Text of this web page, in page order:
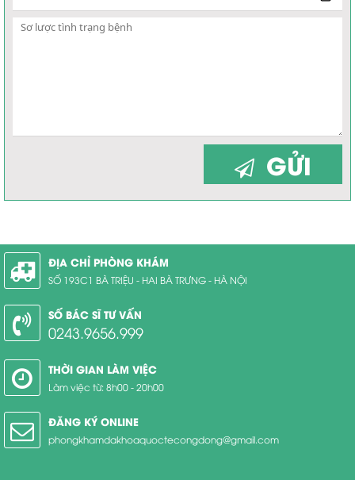
GỬI
ĐỊA CHỈ PHÒNG KHÁM
SỐ 193C1 BÀ TRIỆU - HAI BÀ TRƯNG - HÀ NỘI
SỐ BÁC SĨ TƯ VẤN
0243.9656.999
THỜI GIAN LÀM VIỆC
Làm việc từ: 8h00 - 20h00
ĐĂNG KÝ ONLINE
phongkhamdakhoaquoctecongdong@gmail.com